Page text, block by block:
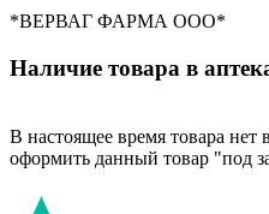
*ВЕРВАГ ФАРМА ООО*
Наличие товара в
В настоящее время товара
оформить данный товар "под